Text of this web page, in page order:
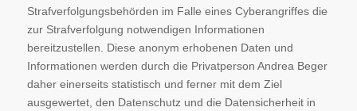
Strafverfolgungsbehörden im Falle eines Cyberangriffes die
zur Strafverfolgung notwendigen Informationen
bereitzustellen. Diese anonym erhobenen Daten und
Informationen werden durch die Privatperson Andrea Beger
daher einerseits statistisch und ferner mit dem Ziel
ausgewertet, den Datenschutz und die Datensicherheit in